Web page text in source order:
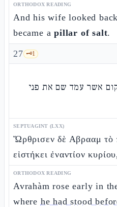
ORTHODOX READING
And his wife looked
became apillar of salt.
27 🗝️1
אשר עמד שם את פני
SEPTUAGINT (LXX)
Ὤρθρισεν δὲ Αβρααμ τὸ
εἱστήκει ἐναντίον
ORTHODOX READING
Avrahàm rose early in
where he had stood